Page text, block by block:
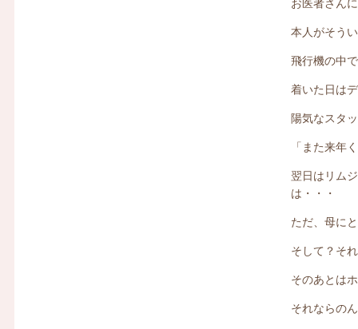
お医者さん
本人がそう
飛行機の中
着いた日は
陽気なスタ
「また来年
翌日はリム
は・・・
ただ、母に
そして？そ
そのあとは
それならの